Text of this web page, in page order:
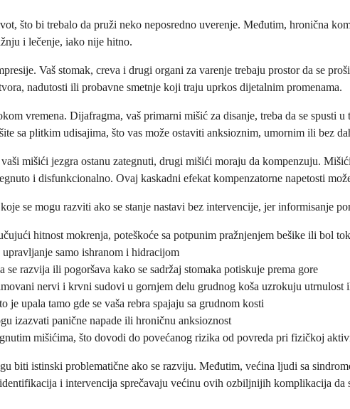
što bi trebalo da pruži neko neposredno uverenje. Međutim, hronična
i lečenje, iako nije hitno.
Vaš stomak, creva i drugi organi za varenje trebaju prostor da se
nadutosti ili probavne smetnje koji traju uprkos dijetalnim promenama.
vremena. Dijafragma, vaš primarni mišić za disanje, treba da se
sa plitkim udisajima, što vas može ostaviti anksioznim, umornim ili bez
mišići jezgra ostanu zategnuti, drugi mišići moraju da kompenzuju.
i disfunkcionalno. Ovaj kaskadni efekat kompenzatorne napetosti
se mogu razviti ako se stanje nastavi bez intervencije, jer informisanje
hitnost mokrenja, poteškoće sa potpunim pražnjenjem bešike ili bol
samo ishranom i hidracijom
se razvija ili pogoršava kako se sadržaj stomaka potiskuje prema gore
nervi i krvni sudovi u gornjem delu grudnog koša uzrokuju utrnulost
upala tamo gde se vaša rebra spajaju sa grudnom kosti
izazvati panične napade ili hroničnu anksioznost
mišićima, što dovodi do povećanog rizika od povreda pri fizičkoj
biti istinski problematične ako se razviju. Međutim, većina ljudi sa
i intervencija sprečavaju većinu ovih ozbiljnijih komplikacija da